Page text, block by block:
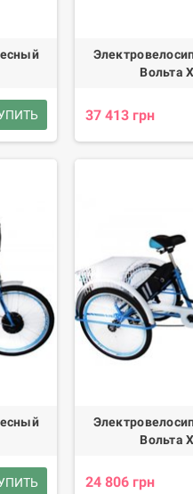
Вольта
37 413 грн
Вольта
24 806 грн